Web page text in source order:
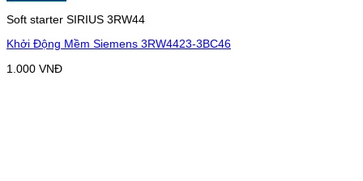
Soft starter SIRIUS 3RW44
Khởi Động Mềm Siemens 3RW4423-3BC46
1.000 VNĐ